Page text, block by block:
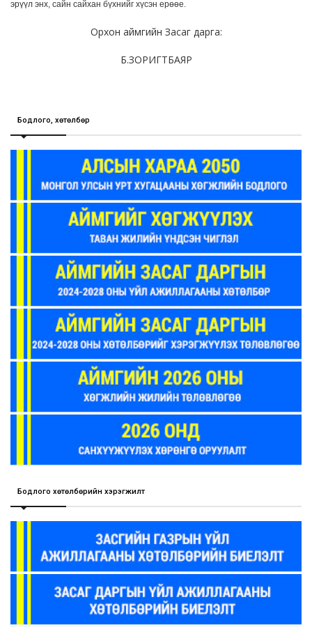
эрүүл энх, сайн сайхан бүхнийг хүсэн ерөөе.
Орхон аймгийн Засаг дарга:
Б.ЗОРИГТБАЯР
Бодлого, хөтөлбөр
Бодлого хөтөлбөрийн хэрэгжилт